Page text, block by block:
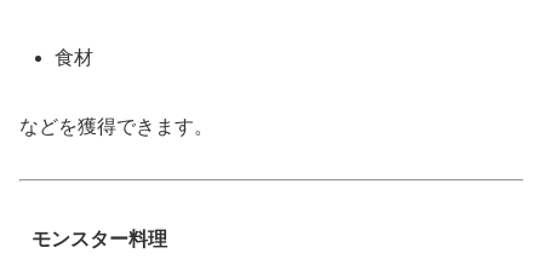
食材
などを獲得できます。
モンスター料理